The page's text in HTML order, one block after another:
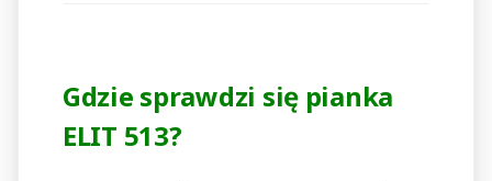
Gdzie sprawdzi się pianka
ELIT 513?